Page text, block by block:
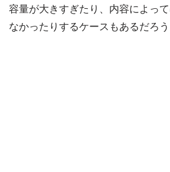
容量が大きすぎたり、内容によっ
なかったりするケースもあるだろう